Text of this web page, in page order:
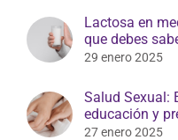
Lactosa en
que debes
29 enero 2025
Salud Sexual:
educación y
27 enero 2025